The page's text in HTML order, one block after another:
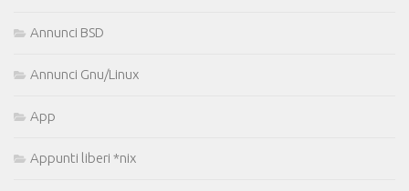
Annunci BSD
Annunci Gnu/Linux
App
Appunti liberi *nix